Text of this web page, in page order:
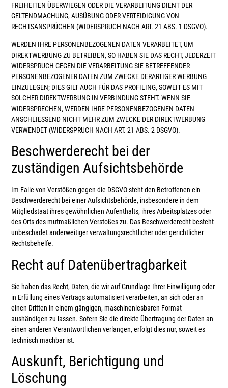
FREIHEITEN ÜBERWIEGEN ODER DIE VERARBEITUNG DIENT DER
GELTENDMACHUNG, AUSÜBUNG ODER VERTEIDIGUNG VON
RECHTSANSPRÜCHEN (WIDERSPRUCH NACH ART. 21 ABS. 1 DSGVO).
WERDEN IHRE PERSONENBEZOGENEN DATEN VERARBEITET, UM
DIREKTWERBUNG ZU BETREIBEN, SO HABEN SIE DAS RECHT, JEDERZEIT
WIDERSPRUCH GEGEN DIE VERARBEITUNG SIE BETREFFENDER
PERSONENBEZOGENER DATEN ZUM ZWECKE DERARTIGER WERBUNG
EINZULEGEN; DIES GILT AUCH FÜR DAS PROFILING, SOWEIT ES MIT
SOLCHER DIREKTWERBUNG IN VERBINDUNG STEHT. WENN SIE
WIDERSPRECHEN, WERDEN IHRE PERSONENBEZOGENEN DATEN
ANSCHLIESSEND NICHT MEHR ZUM ZWECKE DER DIREKTWERBUNG
VERWENDET (WIDERSPRUCH NACH ART. 21 ABS. 2 DSGVO).
Beschwerde­recht bei der
zuständigen Aufsichts­behörde
Im Falle von Verstößen gegen die DSGVO steht den Betroffenen ein
Beschwerderecht bei einer Aufsichtsbehörde, insbesondere in dem
Mitgliedstaat ihres gewöhnlichen Aufenthalts, ihres Arbeitsplatzes oder
des Orts des mutmaßlichen Verstoßes zu. Das Beschwerderecht besteht
unbeschadet anderweitiger verwaltungsrechtlicher oder gerichtlicher
Rechtsbehelfe.
Recht auf Daten­übertrag­barkeit
Sie haben das Recht, Daten, die wir auf Grundlage Ihrer Einwilligung oder
in Erfüllung eines Vertrags automatisiert verarbeiten, an sich oder an
einen Dritten in einem gängigen, maschinenlesbaren Format
aushändigen zu lassen. Sofern Sie die direkte Übertragung der Daten an
einen anderen Verantwortlichen verlangen, erfolgt dies nur, soweit es
technisch machbar ist.
Auskunft, Berichtigung und
Löschung